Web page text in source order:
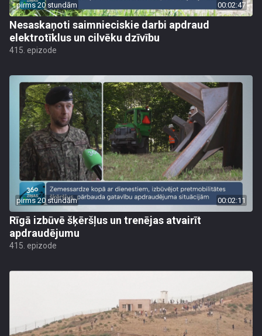
pirms 20 stundām 00:02:47
Nesaskaņoti saimnieciskie darbi apdraud
elektrotīklus un cilvēku dzīvību
415. epizode
pirms 20 stundām 00:02:11
Rīgā izbūvē šķēršļus un trenējas atvairīt
apdraudējumu
415. epizode